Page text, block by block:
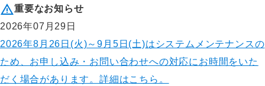
重要なお知らせ
2026年07月29日
2026年8月26日(火)～9月5日(土)はシステムメンテナンスの
ため、お申し込み・お問い合わせへの対応にお時間をいた
だく場合があります。詳細はこちら。